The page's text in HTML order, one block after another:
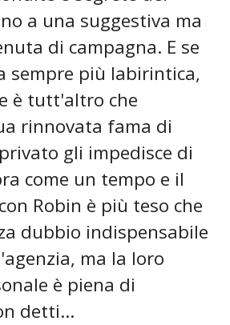
a una suggestiva ma
di campagna. E se
sempre più labirintica,
è tutt'altro che
rinnovata fama di
gli impedisce di
come un tempo e il
Robin è più teso che
dubbio indispensabile
ma la loro
è piena di
detti…